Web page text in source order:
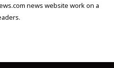
news website work on a